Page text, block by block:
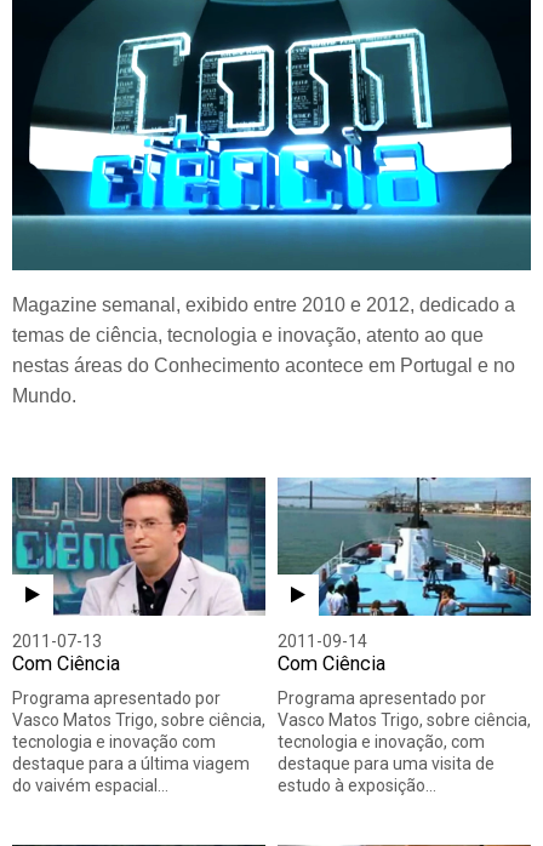
Magazine semanal, exibido entre 2010 e 2012, dedicado a
temas de ciência, tecnologia e inovação, atento ao que
nestas áreas do Conhecimento acontece em Portugal e no
Mundo.
2011-07-13
Com Ciência
Programa apresentado por
Vasco Matos Trigo, sobre ciência,
tecnologia e inovação com
destaque para a última viagem
do vaivém espacial…
2011-09-14
Com Ciência
Programa apresentado por
Vasco Matos Trigo, sobre ciência,
tecnologia e inovação, com
destaque para uma visita de
estudo à exposição…